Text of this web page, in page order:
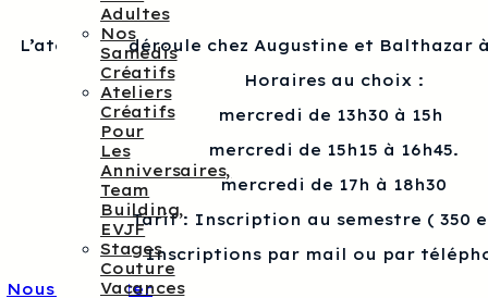
Adultes
Nos
Samedis
Créatifs
Ateliers
Créatifs
Pour
Les
Anniversaires,
Team
Building,
EVJF
Stages
Couture
Vacances
L’atelier se déroule chez Augustine et Balthazar
Horaires au choix :
mercredi de 13h30 à 15h
mercredi de 15h15 à 16h45.
mercredi de 17h à 18h30
Tarif : Inscription au semestre ( 350
Inscriptions par mail ou par
Nous contacter